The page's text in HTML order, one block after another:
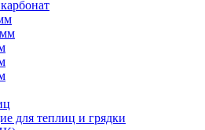
для теплиц и грядки